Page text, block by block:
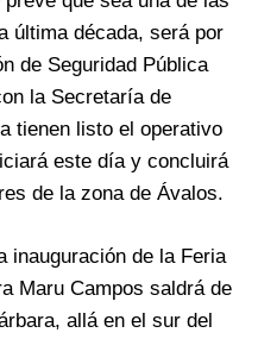
última década, será por
de Seguridad Pública
la Secretaría de
tienen listo el operativo
este día y concluirá
de la zona de Ávalos.
inauguración de la Feria
Maru Campos saldrá de
allá en el sur del